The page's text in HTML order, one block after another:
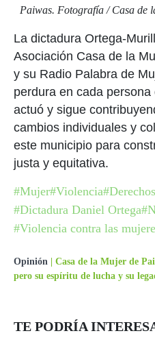
Paiwas. Fotografía / Casa de
La dictadura Ortega-
Asociación Casa de la
y su Radio Palabra de
perdura en cada
actuó y sigue
cambios individuales y
este municipio para
justa y equitativa.
#Mujer#Violencia
#Dictadura Daniel Ortega
#Violencia contra las
Opinión | Casa de la Mujer de
pero su espíritu de lucha y su
TE PODRÍA